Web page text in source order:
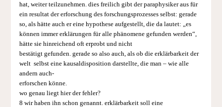
hat, weiter teilzunehmen. dies freilich gibt der paraphysiker aus für
ein resultat der erforschung des forschungsprozesses selbst: gerade
so, als hätte auch er eine hypothese aufgestellt, die da lautet: „es
können immer erklärungen für alle phäno­mene gefunden werden“,
hätte sie hinreichend oft erprobt und nicht
bestätigt gefunden. gerade so also auch, als ob die erklärbarkeit der
welt selbst eine kausaldisposition darstellte, die man – wie alle
andern auch-
erforschen könne.
wo genau liegt hier der fehler?
8 wir haben ihn schon genannt. erklärbarkeit soll eine